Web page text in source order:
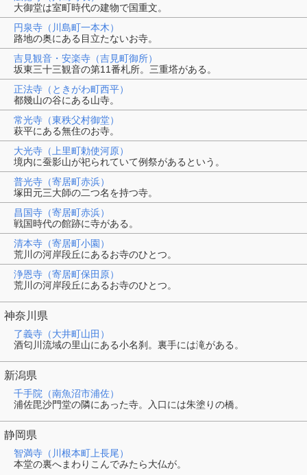
大御堂は室町時代の建物で国重文。
円泉寺（川島町一本木）
路地の奥にある目立たないお寺。
吉見観音・安楽寺（吉見町御所）
坂東三十三観音の第11番札所。三重塔がある。
正法寺（ときがわ町西平）
都幾山の谷にある山寺。
常光寺（東秩父村御堂）
萩平にある無住のお寺。
大光寺（上里町勅使河原）
境内に蚕影山が祀られていて例祭があるという。
普光寺（寄居町赤浜）
塚田元三大師の二つ名を持つ寺。
昌国寺（寄居町赤浜）
戦国時代の館跡に寺がある。
清本寺（寄居町小園）
荒川の河岸段丘にあるお寺のひとつ。
浄恩寺（寄居町保田原）
荒川の河岸段丘にあるお寺のひとつ。
神奈川県
了義寺（大井町山田）
酒匂川流域の里山にある小名刹。裏手には滝がある。
新潟県
千手院（南魚沼市浦佐）
浦佐毘沙門堂の隣にあった寺。入口には朱塗りの橋。
静岡県
智満寺（川根本町上長尾）
本堂の裏へまわりこんでみたら大仏が。